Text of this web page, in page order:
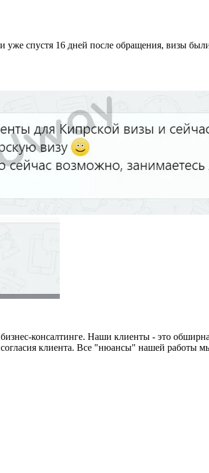
спустя 16 дней после обращения, визы
консалтинге. Наши клиенты - это
клиента. Все "нюансы" нашей работы